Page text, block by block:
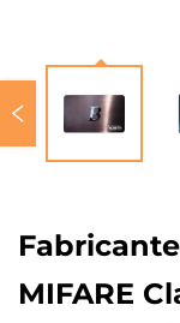
MIFARE